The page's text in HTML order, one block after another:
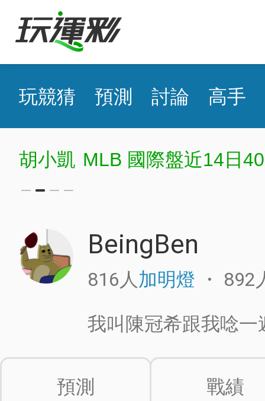
玩競猜 預測 討論 高手
胡小凱 MLB 國際盤近14日
BeingBen
816人加明燈 ・ 892
我叫陳冠希跟我唸
預測 戰績